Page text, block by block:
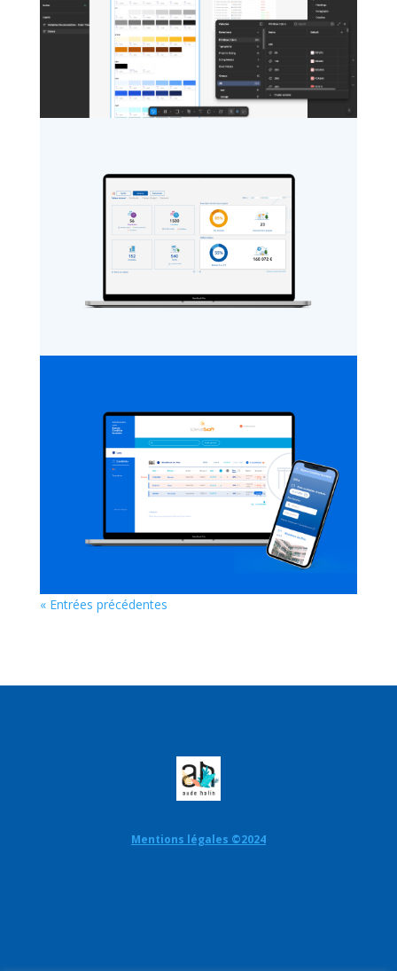
« Entrées précédentes
Mentions légales ©2024